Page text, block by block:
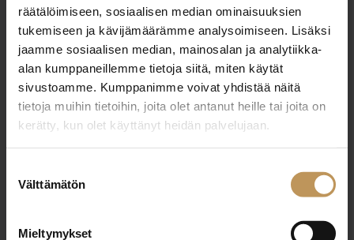
räätälöimiseen, sosiaalisen median ominaisuuksien
tukemiseen ja kävijämäärämme analysoimiseen. Lisäksi
jaamme sosiaalisen median, mainosalan ja analytiikka-
alan kumppaneillemme tietoja siitä, miten käytät
sivustoamme. Kumppanimme voivat yhdistää näitä
tietoja muihin tietoihin, joita olet antanut heille tai joita on
kerätty, kun olet käyttänyt heidän palvelujaan.
valinta
Välttämätön
Mieltymykset
"*" näyttää pakolliset kentät
Aihe
Nimi*
Sähköposti